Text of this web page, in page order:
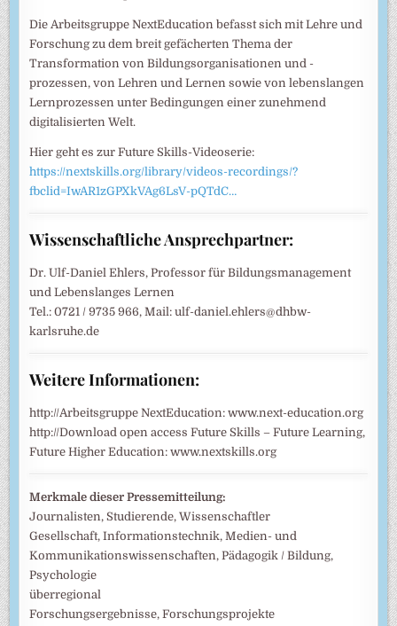
Die Arbeitsgruppe NextEducation befasst sich mit Lehre und
Forschung zu dem breit gefächerten Thema der
Transformation von Bildungsorganisationen und -
prozessen, von Lehren und Lernen sowie von lebenslangen
Lernprozessen unter Bedingungen einer zunehmend
digitalisierten Welt.
Hier geht es zur Future Skills-Videoserie:
https://nextskills.org/library/videos-recordings/?
fbclid=IwAR1zGPXkVAg6LsV-pQTdC…
Wissenschaftliche Ansprechpartner:
Dr. Ulf-Daniel Ehlers, Professor für Bildungsmanagement
und Lebenslanges Lernen
Tel.: 0721 / 9735 966, Mail: ulf-daniel.ehlers@dhbw-
karlsruhe.de
Weitere Informationen:
http://Arbeitsgruppe NextEducation: www.next-education.org
http://Download open access Future Skills – Future Learning,
Future Higher Education: www.nextskills.org
Merkmale dieser Pressemitteilung:
Journalisten, Studierende, Wissenschaftler
Gesellschaft, Informationstechnik, Medien- und
Kommunikationswissenschaften, Pädagogik / Bildung,
Psychologie
überregional
Forschungsergebnisse, Forschungsprojekte